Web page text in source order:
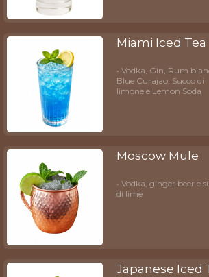
Miami Iced Tea
• Vodka, Gin, Rum
Blue Curajao, Succo di
limone e Lemon Soda
Moscow Mule
• Vodka, ginger beer e
di lime
Japanese Iced